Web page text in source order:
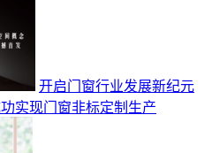
开启门窗行业发展新纪元
实现门窗非标定制生产